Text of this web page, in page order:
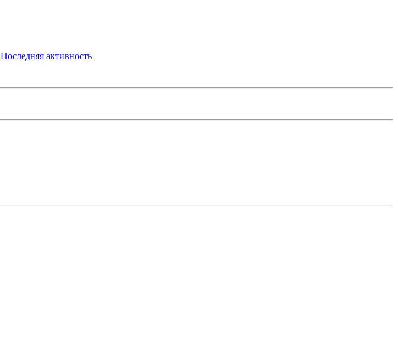
Последняя активность